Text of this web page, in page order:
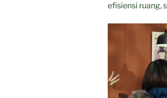
efisiensi ruang,